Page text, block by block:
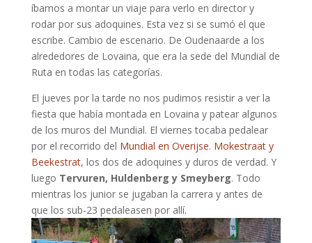
íbamos a montar un viaje para verlo en director y
rodar por sus adoquines. Esta vez si se sumó el que
escribe. Cambio de escenario. De Oudenaarde a los
alrededores de Lovaina, que era la sede del Mundial de
Ruta en todas las categorías.
El jueves por la tarde no nos pudimos resistir a ver la
fiesta que había montada en Lovaina y patear algunos
de los muros del Mundial. El viernes tocaba pedalear
por el recorrido del Mundial en Overijse. Mokestraat y
Beekestrat, los dos de adoquines y duros de verdad. Y
luego Tervuren, Huldenberg y Smeyberg. Todo
mientras los junior se jugaban la carrera y antes de
que los sub-23 pedaleasen por allí.